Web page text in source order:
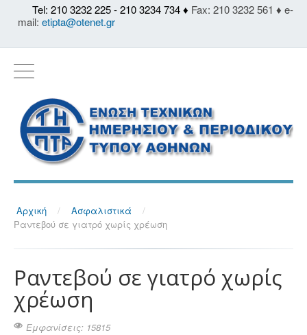
Tel: 210 3232 225 - 210 3234 734 ♦ Fax: 210 3232 561 ♦ e-
mail: etipta@otenet.gr
Αρχική / Ασφαλιστικά
/
Ραντεβού σε γιατρό χωρίς χρέωση
Ραντεβού σε γιατρό χωρίς
χρέωση
Εμφανίσεις: 15815